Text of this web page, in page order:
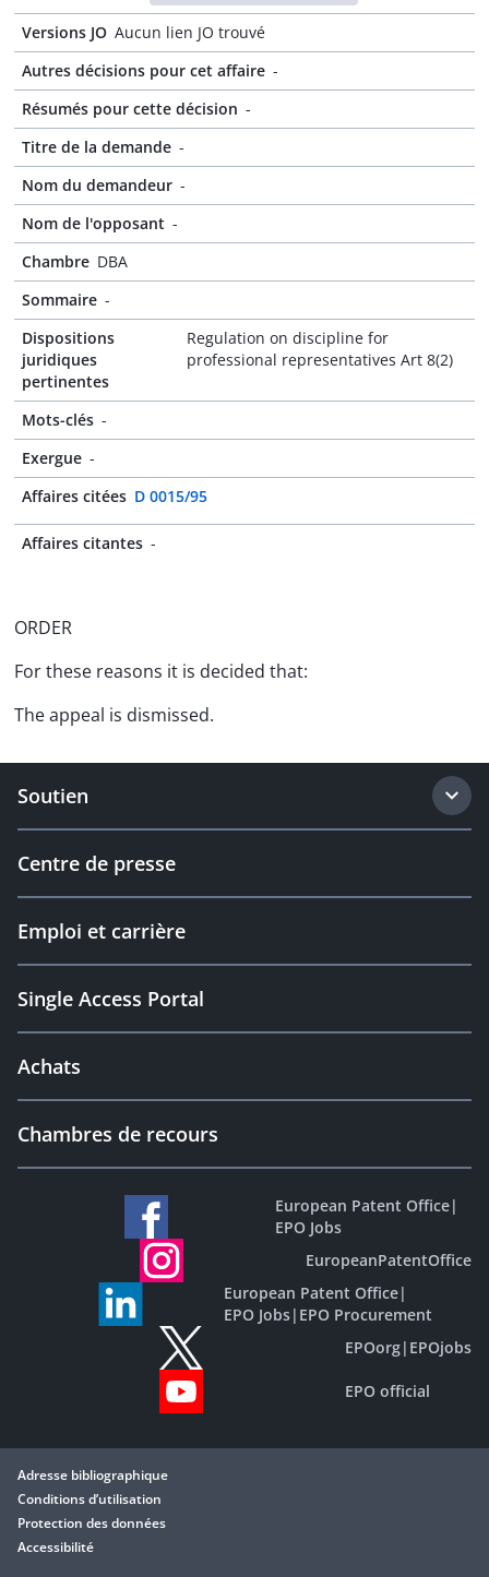
Versions JO Aucun lien JO trouvé
Autres décisions pour cet affaire -
Résumés pour cette décision -
Titre de la demande -
Nom du demandeur -
Nom de l'opposant -
Chambre DBA
Sommaire -
Dispositions
juridiques
pertinentes
Regulation on discipline for
professional representatives Art 8(2)
Mots-clés -
Exergue -
Affaires citées D 0015/95
Affaires citantes -
ORDER
For these reasons it is decided that:
The appeal is dismissed.
Soutien
Centre de presse
Emploi et carrière
Single Access Portal
Achats
Chambres de recours
European Patent Office|
EPO Jobs
EuropeanPatentOffice
European Patent Office|
EPO Jobs| EPO Procurement
EPOorg| EPOjobs
EPO official
Adresse bibliographique
Conditions d’utilisation
Protection des données
Accessibilité